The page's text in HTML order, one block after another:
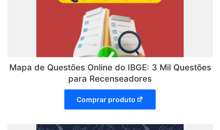
Mapa de Questões Online do IBGE: 3 Mil Questões
para Recenseadores
Comprar produto